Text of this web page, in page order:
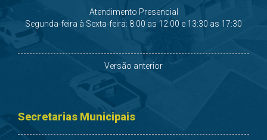
Atendimento Presencial
Segunda-feira à Sexta-feira: 8:00 as 12:00 e 13:30 as 17:30
Versão anterior
Secretarias Municipais